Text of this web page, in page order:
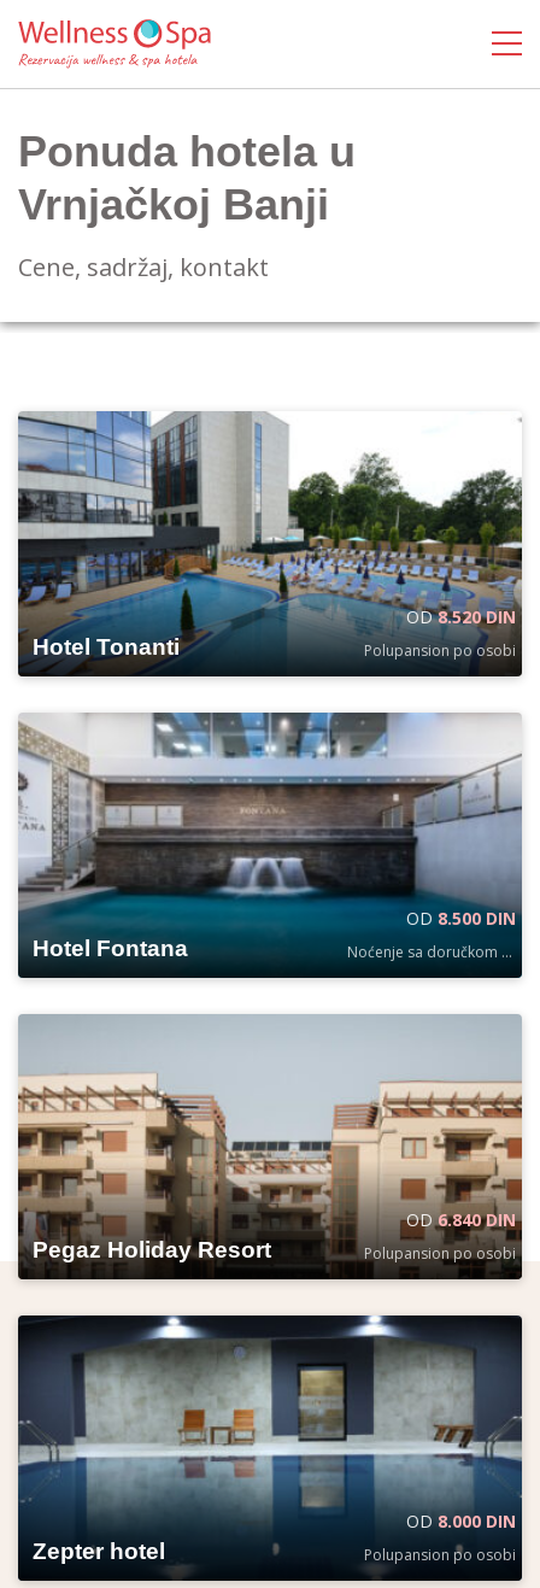
Ponuda hotela u
Vrnjačkoj Banji
Cene, sadržaj, kontakt
Hotel Tonanti
OD8.520 DIN
Polupansion po osobi
Hotel Fontana
OD 8.500 DIN
Noćenje sa doručkom po osobi
Pegaz Holiday Resort
OD6.840 DIN
Polupansion po osobi
Zepter hotel
OD8.000 DIN
Polupansion po osobi